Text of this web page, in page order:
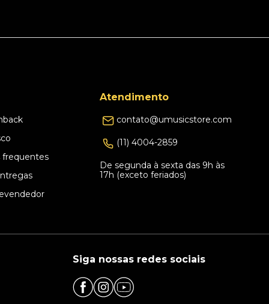
frequentes
Atendimento
contato@umusicstore.com
(11) 4004-2859
De segunda à sexta das 9h às
17h (exceto feriados)
Siga nossas redes sociais